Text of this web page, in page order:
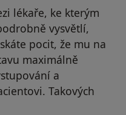
lékaře, ke kterým
vysvětlí,
pocit, že mu na
maximálně
a
Takových